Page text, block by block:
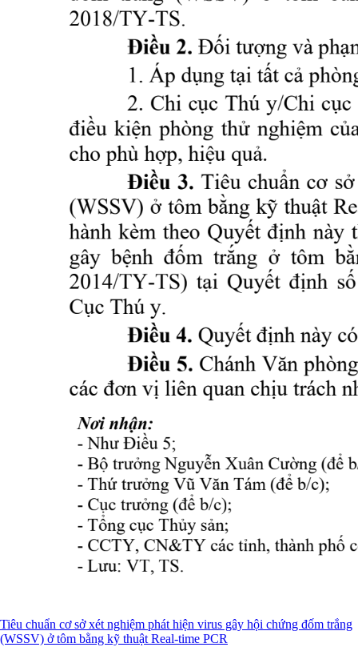
Tiêu chuẩn cơ sở xét nghiệm phát hiện virus gây hội chứng đốm trắng
(WSSV) ở tôm bằng kỹ thuật Real-time PCR